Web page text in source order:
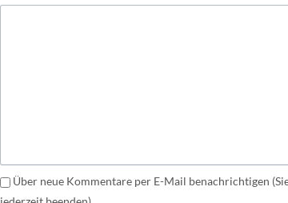
Über neue Kommentare per E-Mail benachrichtigen